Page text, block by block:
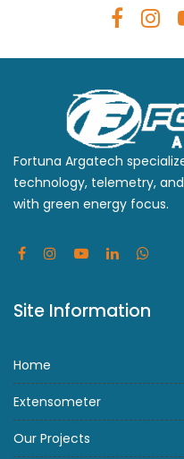
Fortuna Argatech
technology, telemetry,
with green energy focus.
Site Information
Home
Extensometer
Our Projects